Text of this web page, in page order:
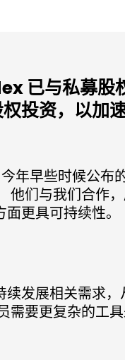
已与私募股
投资，以加
年早些时候公布
他们与我们合作
更具可持续性。
发展相关需求
要更复杂的工具